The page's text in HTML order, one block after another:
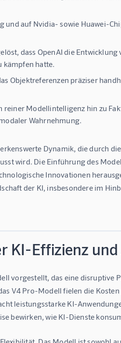
auf Nvidia- sowie Huawei-
dass OpenAI die
kämpfen hatte.
Objektreferenzen präziser
Modellintelligenz hin zu
Wahrnehmung.
Dynamik, die durch
wird. Die Einführung des
Innovationen
der KI, insbesondere im
KI-Effizienz
vorgestellt, das eine disruptive
V4 Pro-Modell fielen die
leistungsstarke KI-
bewirken, wie KI-Dienste